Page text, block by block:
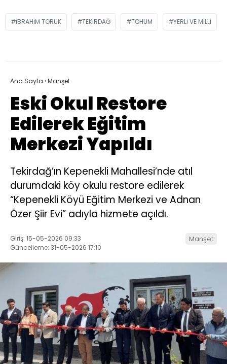
IBRAHIM TORUK TEKIRDAĞ TOHUM YERLI VE MILLI
Ana Sayfa ›Manşet
Eski Okul Restore
Edilerek Eğitim
Merkezi Yapıldı
Tekirdağ’ın Kepenekli Mahallesi’nde atıl
durumdaki köy okulu restore edilerek
“Kepenekli Köyü Eğitim Merkezi ve Adnan
Özer Şiir Evi” adıyla hizmete açıldı.
Giriş: 15-05-2026 09:33
Güncelleme: 31-05-2026 17:10
Manşet